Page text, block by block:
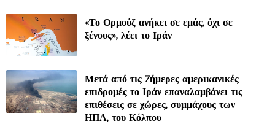
«Το Ορμούζ ανήκει σε εμάς, όχι σε
ξένους», λέει το Ιράν
Μετά από τις 7ήμερες αμερικανικές
επιδρομές το Ιράν επαναλαμβάνει τις
επιθέσεις σε χώρες, συμμάχους των
ΗΠΑ, του Κόλπου